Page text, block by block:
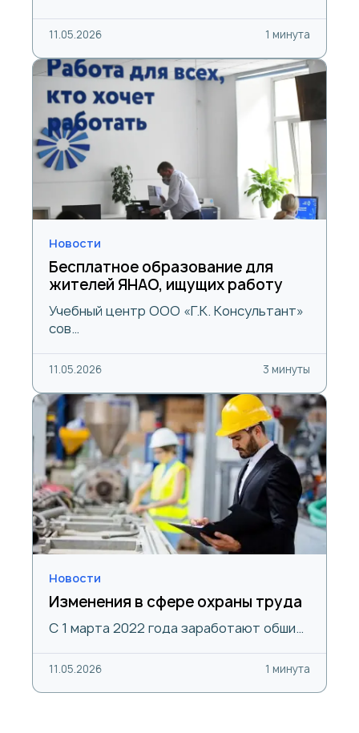
11.05.2026 1 минута
Новости
Бесплатное образование для
жителей ЯНАО, ищущих работу
Учебный центр ООО «Г.К. Консультант»
сов…
11.05.2026 3 минуты
Новости
Изменения в сфере охраны труда
С 1 марта 2022 года заработают обши…
11.05.2026 1 минута